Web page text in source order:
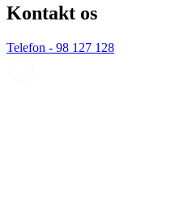
Kontakt os
Telefon - 98 127 128